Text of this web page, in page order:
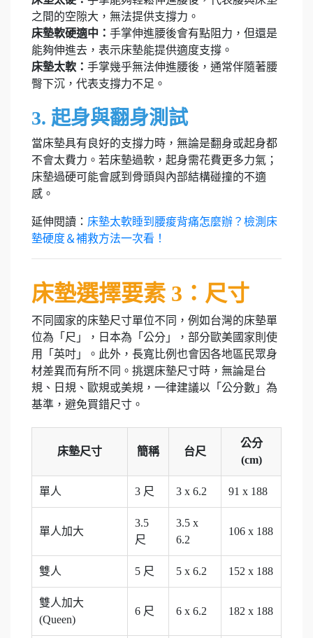
之間的空隙大，無法提供支撐力。
床墊軟硬適中： 手掌伸進腰後會有點阻力，但還是
能夠伸進去，表示床墊能提供適度支撐。
床墊太軟： 手掌幾乎無法伸進腰後，通常伴隨著腰
臀下沉，代表支撐力不足。
3. 起身與翻身測試
當床墊具有良好的支撐力時，無論是翻身或起身都
不會太費力。若床墊過軟，起身需花費更多力氣；
床墊過硬可能會感到骨頭與內部結構碰撞的不適
感。
延伸閱讀： 床墊太軟睡到腰痠背痛怎麼辦？檢測床
墊硬度＆補救方法一次看！
床墊選擇要素 3：尺寸
不同國家的床墊尺寸單位不同，例如台灣的床墊單
位為「尺」，日本為「公分」，部分歐美國家則使
用「英吋」。此外，長寬比例也會因各地區民眾身
材差異而有所不同。挑選床墊尺寸時，無論是台
規、日規、歐規或美規，一律建議以「公分數」為
基準，避免買錯尺寸。
床墊尺寸 簡稱 台尺
公分
(cm)
單人 3 尺 3 x 6.2 91 x 188
單人加大
3.5
尺
3.5 x
6.2
106 x 188
雙人 5 尺 5 x 6.2 152 x 188
雙人加大
(Queen)
6 尺 6 x 6.2 182 x 188